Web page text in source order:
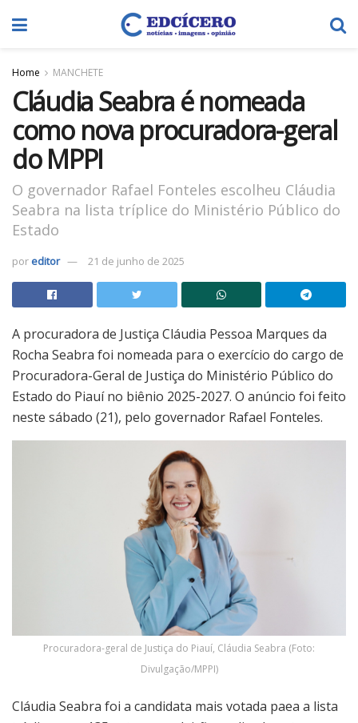
Home MANCHETE
Cláudia Seabra é nomeada
como nova procuradora-geral
do MPPI
O governador Rafael Fonteles escolheu Cláudia
Seabra na lista tríplice do Ministério Público do
Estado
por editor 21 de junho de 2025
A procuradora de Justiça Cláudia Pessoa Marques da
Rocha Seabra foi nomeada para o exercício do cargo de
Procuradora-Geral de Justiça do Ministério Público do
Estado do Piauí no biênio 2025-2027. O anúncio foi feito
neste sábado (21), pelo governador Rafael Fonteles.
Procuradora-geral de Justiça do Piauí, Cláudia Seabra (Foto:
Divulgação/MPPI)
Cláudia Seabra foi a candidata mais votada paea a lista